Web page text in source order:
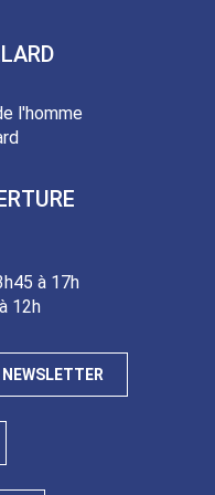
le
l'homme
à 17h
12h